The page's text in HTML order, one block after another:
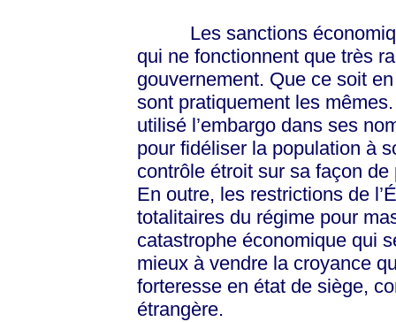
Les sanctions
qui ne fonctionnent que très
gouvernement. Que ce soit
sont pratiquement les
utilisé l’embargo dans ses
pour fidéliser la population à
contrôle étroit sur sa façon de
En outre, les restrictions de
totalitaires du régime pour
catastrophe économique qui
mieux à vendre la croyance
forteresse en état de siège,
étrangère.